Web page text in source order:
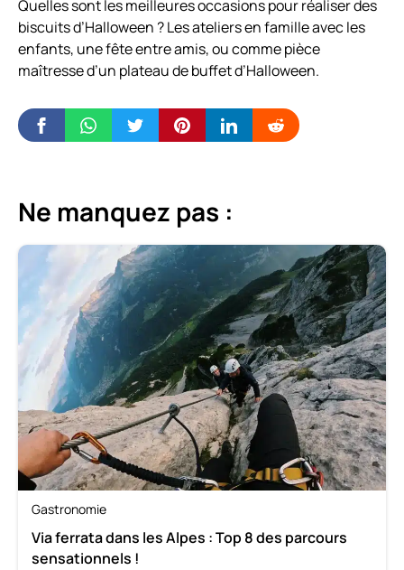
Quelles sont les meilleures occasions pour réaliser des
biscuits d’Halloween ? Les ateliers en famille avec les
enfants, une fête entre amis, ou comme pièce
maîtresse d’un plateau de buffet d’Halloween.
Ne manquez pas :
Gastronomie
Via ferrata dans les Alpes : Top 8 des parcours
sensationnels !